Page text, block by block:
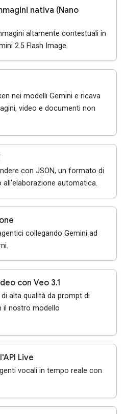
nativa (Nano
altamente contestuali in
2.5 Flash Image.
nei modelli Gemini e ricava
video e documenti non
con JSON, un formato di
automatica.
collegando Gemini ad
con Veo 3.1
alta qualità da prompt di
il nostro modello
Live
vocali in tempo reale con